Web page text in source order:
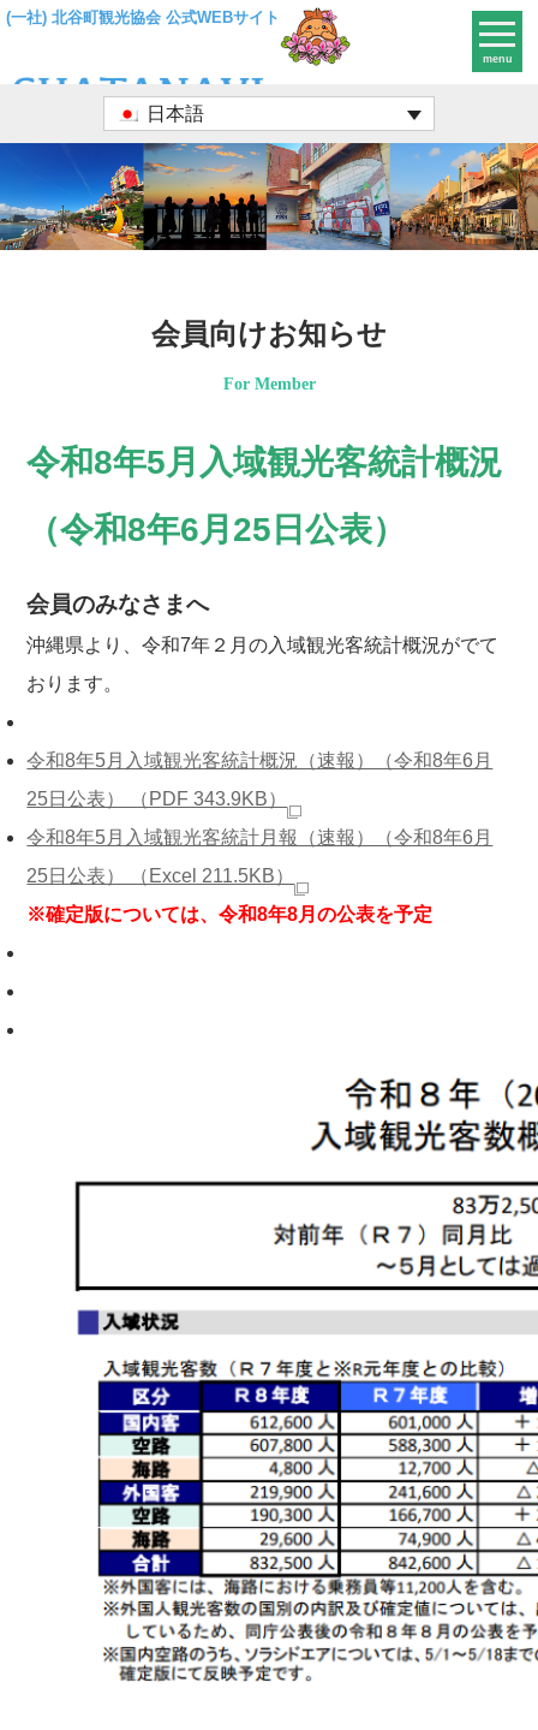
(一社) 北谷町観光協会 公式WEBサイト
日本語
menu
会員向けお知らせ
For Member
令和8年5月入域観光客統計概況
（令和8年6月25日公表）
会員のみなさまへ
沖縄県より、令和7年２月の入域観光客統計概況がでて
おります。
令和8年5月入域観光客統計概況（速報）（令和8年6月
25日公表） （PDF 343.9KB）
令和8年5月入域観光客統計月報（速報）（令和8年6月
25日公表） （Excel 211.5KB）
※確定版については、令和8年8月の公表を予定